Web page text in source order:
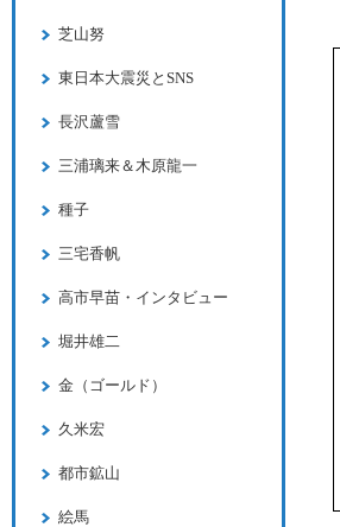
芝山努
東日本大震災とSNS
長沢蘆雪
三浦璃来＆木原龍一
種子
三宅香帆
高市早苗・インタビュー
堀井雄二
金（ゴールド）
久米宏
都市鉱山
絵馬